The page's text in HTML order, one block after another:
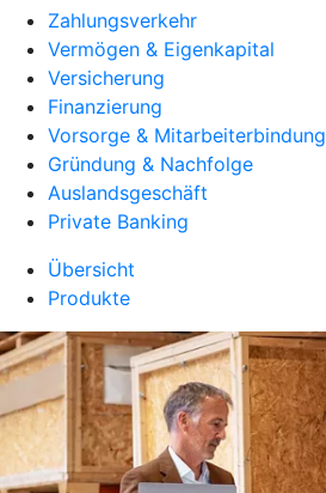
Zahlungsverkehr
Vermögen & Eigenkapital
Versicherung
Finanzierung
Vorsorge & Mitarbeiterbindung
Gründung & Nachfolge
Auslandsgeschäft
Private Banking
Übersicht
Produkte